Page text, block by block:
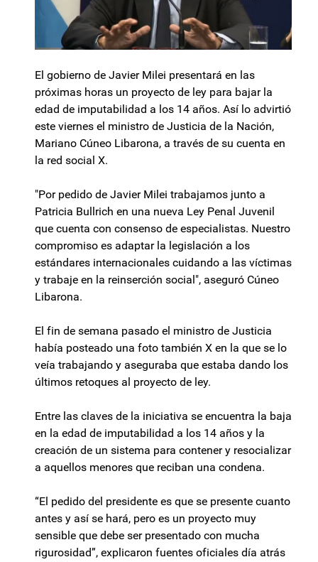
El gobierno de Javier Milei presentará en las
próximas horas un proyecto de ley para bajar la
edad de imputabilidad a los 14 años. Así lo advirtió
este viernes el ministro de Justicia de la Nación,
Mariano Cúneo Libarona, a través de su cuenta en
la red social X.
"Por pedido de Javier Milei trabajamos junto a
Patricia Bullrich en una nueva Ley Penal Juvenil
que cuenta con consenso de especialistas. Nuestro
compromiso es adaptar la legislación a los
estándares internacionales cuidando a las víctimas
y trabaje en la reinserción social", aseguró Cúneo
Libarona.
El fin de semana pasado el ministro de Justicia
había posteado una foto también X en la que se lo
veía trabajando y aseguraba que estaba dando los
últimos retoques al proyecto de ley.
Entre las claves de la iniciativa se encuentra la baja
en la edad de imputabilidad a los 14 años y la
creación de un sistema para contener y resocializar
a aquellos menores que reciban una condena.
“El pedido del presidente es que se presente cuanto
antes y así se hará, pero es un proyecto muy
sensible que debe ser presentado con mucha
rigurosidad”, explicaron fuentes oficiales día atrás